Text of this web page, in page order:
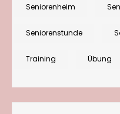
Seniorenheim
Seniorenstunde
Training Übung